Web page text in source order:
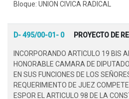
Bloque: UNION CIVICA RADICAL
D- 495/00-01- 0 PROYECTO DE
INCORPORANDO ARTICULO 19 BIS
HONORABLE CAMARA DE
EN SUS FUNCIONES DE LOS
REQUERIMIENTO DE JUEZ
ESPOR EL ARTICULO 98 DE LA